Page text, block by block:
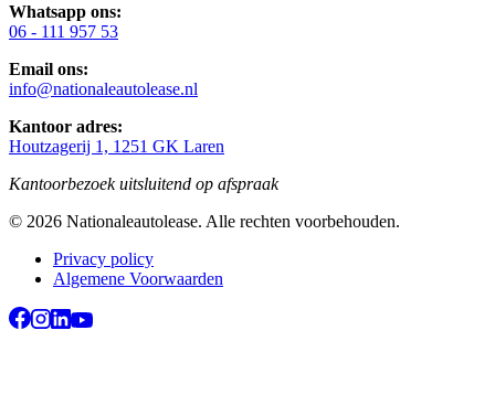
Whatsapp ons:
06 - 111 957 53
Email ons:
info@nationaleautolease.nl
Kantoor adres:
Houtzagerij 1, 1251 GK Laren
Kantoorbezoek uitsluitend op afspraak
© 2026 Nationaleautolease. Alle rechten voorbehouden.
Privacy policy
Algemene Voorwaarden